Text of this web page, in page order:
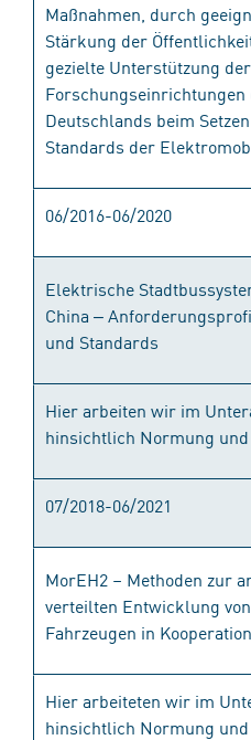
Maßnahmen, durch
Stärkung der
gezielte Unterstützung
Deutschlands beim
Standards der
06/2016-06/2020
Elektrische
China ‒
und Standards
Hier arbeiten wir im
hinsichtlich Normung und
07/2018-06/2021
MorEH2 – Methoden zur
verteilten Entwicklung
Fahrzeugen in
Hier arbeiteten wir im
hinsichtlich Normung und